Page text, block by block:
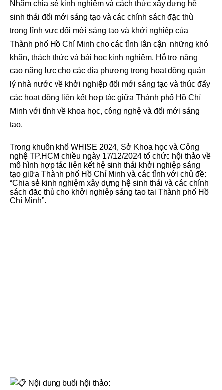
Nhằm chia sẻ kinh nghiệm và cách thức xây dựng hệ
sinh thái đổi mới sáng tạo và các chính sách đặc thù
trong lĩnh vực đổi mới sáng tạo và khởi nghiệp của
Thành phố Hồ Chí Minh cho các tỉnh lân cận, những khó
khăn, thách thức và bài học kinh nghiệm. Hỗ trợ nâng
cao năng lực cho các địa phương trong hoạt động quản
lý nhà nước về khởi nghiệp đổi mới sáng tạo và thúc đẩy
các hoạt động liên kết hợp tác giữa Thành phố Hồ Chí
Minh với tỉnh về khoa học, công nghệ và đổi mới sáng
tạo.
Trong khuôn khổ WHISE 2024, Sở Khoa học và Công
nghệ TP.HCM chiều ngày 17/12/2024 tổ chức hội thảo về
mô hình hợp tác liên kết hệ sinh thái khởi nghiệp sáng
tạo giữa Thành phố Hồ Chí Minh và các tỉnh với chủ đề:
“Chia sẻ kinh nghiệm xây dựng hệ sinh thái và các chính
sách đặc thù cho khởi nghiệp sáng tạo tại Thành phố Hồ
Chí Minh”.
Nội dung buổi hội thảo: